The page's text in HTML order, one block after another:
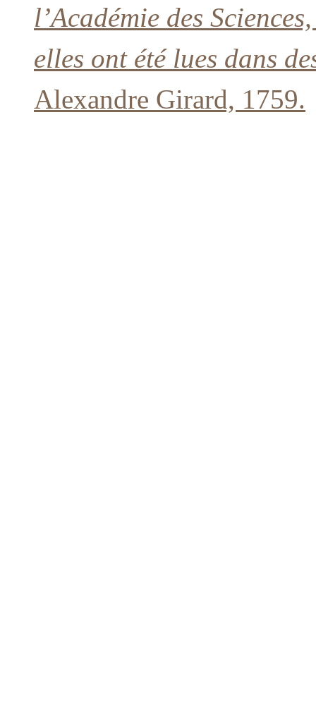
l’Académie des
elles ont été lues dans
Alexandre Girard, 1759.